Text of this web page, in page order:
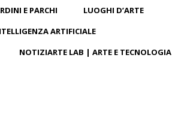
E PARCHI
LUOGHI D’ARTE
ARTIFICIALE
NOTIZIARTE LAB | ARTE E TECNOLOGIA